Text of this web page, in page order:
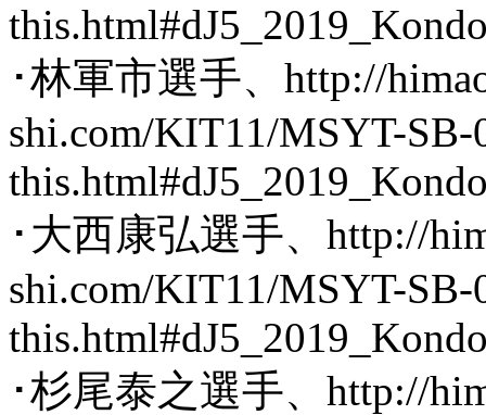
･林軍市選手、http://
shi.com/KIT11/MSYT-SB-
･大西康弘選手、http://
shi.com/KIT11/MSYT-SB-
･杉尾泰之選手、http://